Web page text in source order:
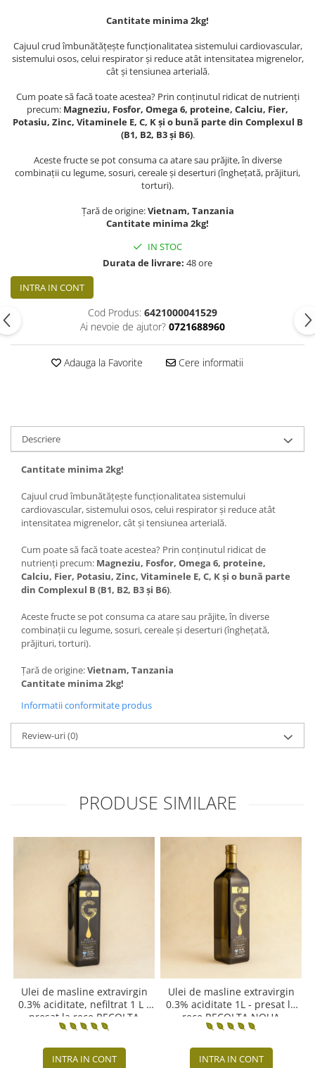
REMEDII NATURISTE
TOATE PRODUSELE
Cantitate minima 2kg!
Cajuul crud îmbunătățește funcționalitatea sistemului cardiovascular,
sistemului osos, celui respirator și reduce atât intensitatea migrenelor,
cât și tensiunea arterială.
Cum poate să facă toate acestea? Prin conținutul ridicat de nutrienți
precum: Magneziu, Fosfor, Omega 6, proteine, Calciu, Fier,
Potasiu, Zinc, Vitaminele E, C, K și o bună parte din Complexul B
(B1, B2, B3 și B6).
Aceste fructe se pot consuma ca atare sau prăjite, în diverse
combinații cu legume, sosuri, cereale și deserturi (înghețată, prăjituri,
torturi).
Țară de origine:Vietnam, Tanzania
Cantitate minima 2kg!
IN STOC
Durata de livrare: 48 ore
INTRA IN CONT
Cod Produs: 6421000041529
Ai nevoie de ajutor? 0721688960
Adauga la Favorite Cere informatii
Descriere
Cantitate minima 2kg!
Cajuul crud îmbunătățește funcționalitatea sistemului
cardiovascular, sistemului osos, celui respirator și reduce atât
intensitatea migrenelor, cât și tensiunea arterială.
Cum poate să facă toate acestea? Prin conținutul ridicat de
nutrienți precum: Magneziu, Fosfor, Omega 6, proteine,
Calciu, Fier, Potasiu, Zinc, Vitaminele E, C, K și o bună parte
din Complexul B (B1, B2, B3 și B6).
Aceste fructe se pot consuma ca atare sau prăjite, în diverse
combinații cu legume, sosuri, cereale și deserturi (înghețată,
prăjituri, torturi).
Țară de origine:Vietnam, Tanzania
Cantitate minima 2kg!
Informatii conformitate produs
Review-uri(0)
PRODUSE SIMILARE
Ulei de masline extravirgin
0.3% aciditate, nefiltrat 1 L -
presat la rece RECOLTA
NOUA
INTRA IN CONT
Ulei de masline extravirgin
0.3% aciditate 1L - presat la
rece RECOLTA NOUA
INTRA IN CONT